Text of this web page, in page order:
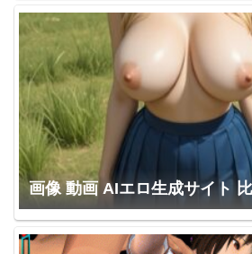
画像 動画 AIエロ生成サイト